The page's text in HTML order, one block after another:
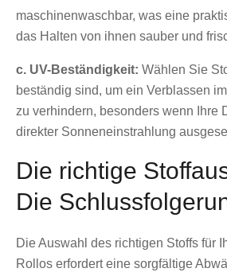
maschinenwaschbar, was eine
das Halten von ihnen sauber und
c. UV-Beständigkeit: Wählen Sie
beständig sind, um ein Verblassen
zu verhindern, besonders wenn Ihre
direkter Sonneneinstrahlung
Die richtige
Die
Die Auswahl des richtigen Stoffs für
Rollos erfordert eine sorgfältige